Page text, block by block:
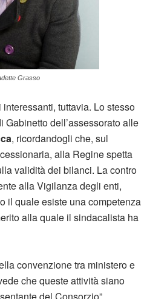
Grasso
tuttavia. Lo stesso
dell’assessorato alle
, ricordandogli che, sul
alla Regine spetta
validità dei bilanci. La contro
alla Vigilanza degli enti,
il quale esiste una competenza
alla quale il sindacalista ha
convenzione tra ministero e
che queste attività siano